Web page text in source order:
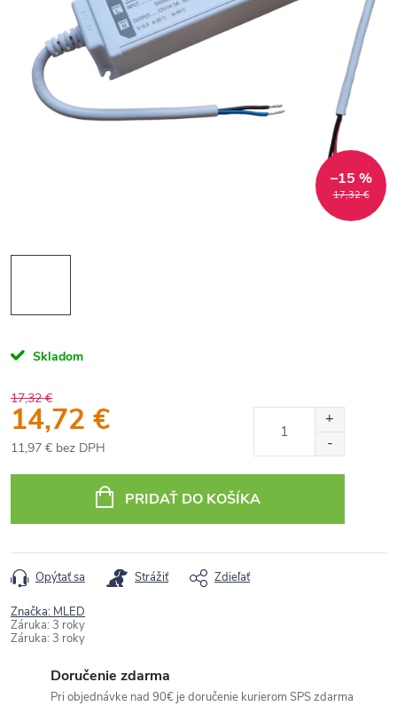
17,32 €
–15 %
Skladom
17,32 €
14,72 €
11,97 € bez DPH
cena:
PRIDAŤ DO KOŠÍKA
Opýtať sa Strážiť Zdieľať
Značka: MLED
Záruka: 3 roky
Záruka: 3 roky
Doručenie zdarma
Pri objednávke nad 90€ je doručenie kurierom SPS zdarma